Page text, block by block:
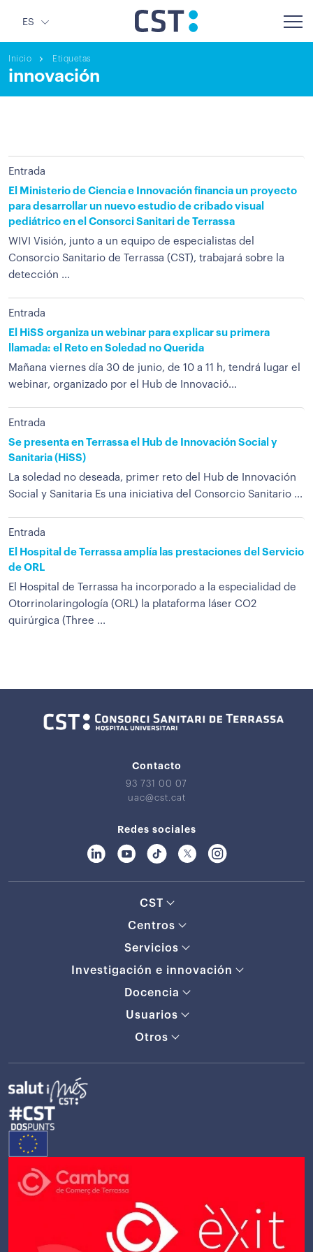
ES
Inicio Etiquetas
innovación
Entrada
El Ministerio de Ciencia e Innovación financia un proyecto
para desarrollar un nuevo estudio de cribado visual
pediátrico en el Consorci Sanitari de Terrassa
WIVI Visión, junto a un equipo de especialistas del
Consorcio Sanitario de Terrassa (CST), trabajará sobre la
detección ...
Entrada
El HiSS organiza un webinar para explicar su primera
llamada: el Reto en Soledad no Querida
Mañana viernes día 30 de junio, de 10 a 11 h, tendrá lugar el
webinar, organizado por el Hub de Innovació...
Entrada
Se presenta en Terrassa el Hub de Innovación Social y
Sanitaria (HiSS)
La soledad no deseada, primer reto del Hub de Innovación
Social y Sanitaria Es una iniciativa del Consorcio Sanitario ...
Entrada
El Hospital de Terrassa amplía las prestaciones del Servicio
de ORL
El Hospital de Terrassa ha incorporado a la especialidad de
Otorrinolaringología (ORL) la plataforma láser CO2
quirúrgica (Three ...
Contacto
93 731 00 07
uac@cst.cat
Redes sociales
CST
Centros
Servicios
Investigación e innovación
Docencia
Usuarios
Otros